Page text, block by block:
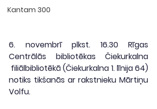
Kantam 300
6. novembrī plkst. 16.30 Rīgas
Centrālās bibliotēkas Čiekurkalna
filiālbibliotēkā (Čiekurkalna 1. līnija 64)
notiks tikšanās ar rakstnieku Mārtiņu
Volfu.